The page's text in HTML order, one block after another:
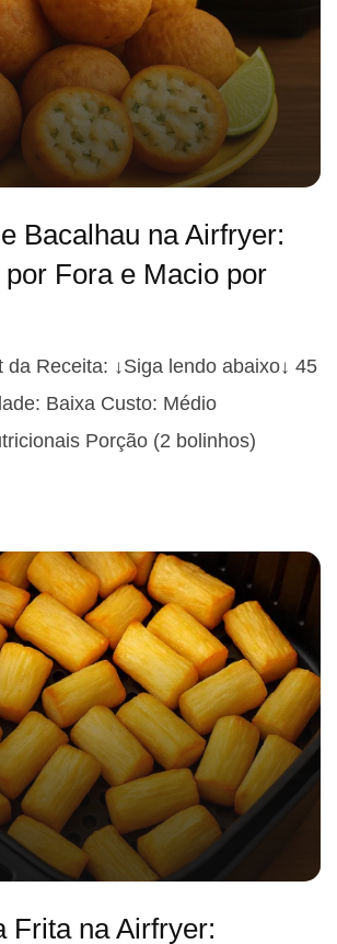
Bacalhau na Airfryer:
Fora e Macio por
da Receita: ↓Siga lendo abaixo↓ 45
Baixa Custo: Médio
Porção (2 bolinhos)
Frita na Airfryer: